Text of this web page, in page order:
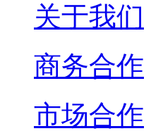
关于我们
商务合作
市场合作